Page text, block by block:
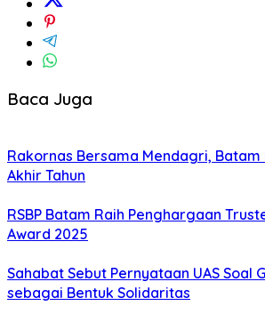
Baca Juga
Rakornas Bersama Mendagri, Batam
Akhir Tahun
RSBP Batam Raih Penghargaan
Award 2025
Sahabat Sebut Pernyataan UAS Soal
sebagai Bentuk Solidaritas